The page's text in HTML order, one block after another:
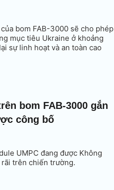
bom FAB-3000 sẽ cho phép
mục tiêu Ukraine ở khoảng
sự linh hoạt và an toàn cao
bom FAB-3000 gắn
công bố
UMPC đang được Không
trên chiến trường.